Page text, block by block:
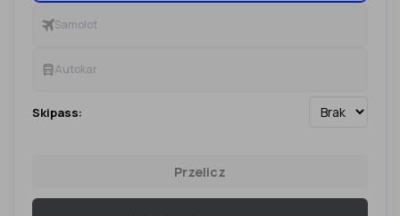
Samolot
Autokar
Skipass:
Przelicz